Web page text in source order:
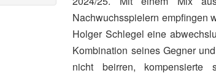
Nachwuchsspielern empfingen
Holger Schlegel eine
Kombination seines Gegner
nicht beirren, kompensierte